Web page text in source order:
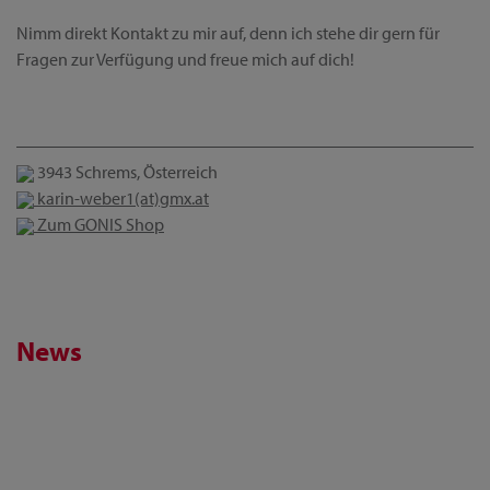
Nimm direkt Kontakt zu mir auf, denn ich stehe dir gern für
Fragen zur Verfügung und freue mich auf dich!
3943 Schrems, Österreich
karin-weber1(at)gmx.at
Zum GONIS Shop
News